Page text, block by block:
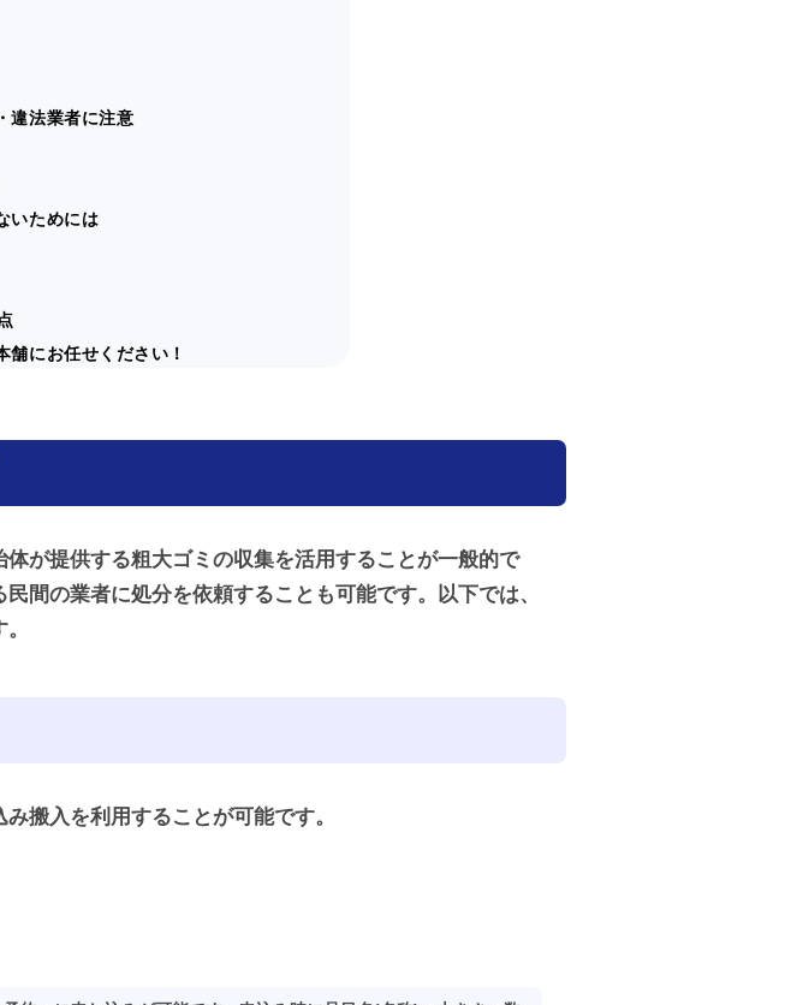
違法業者に注意
いためには
舗にお任せください！
が提供する粗大ゴミの収集を活用することが一般的で
間の業者に処分を依頼することも可能です。以下では、
搬入を利用することが可能です。